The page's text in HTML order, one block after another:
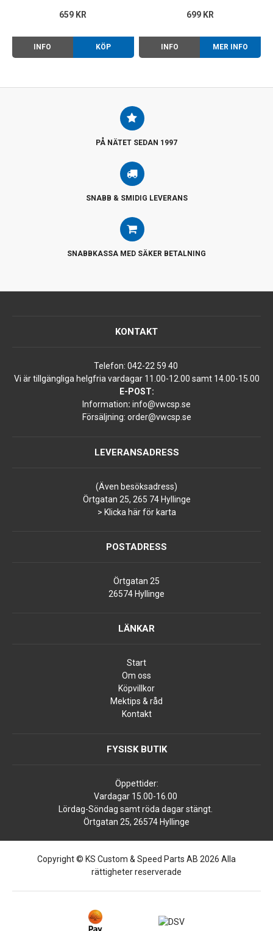
659 KR
INFO KÖP
699 KR
INFO MER INFO
PÅ NÄTET SEDAN 1997
SNABB & SMIDIG LEVERANS
SNABBKASSA MED SÄKER BETALNING
KONTAKT
Telefon: 042-22 59 40
Vi är tillgängliga helgfria vardagar 11.00-12.00 samt 14.00-15.00
E-POST:
Information: info@vwcsp.se
Försäljning: order@vwcsp.se
LEVERANSADRESS
(Även besöksadress)
Örtgatan 25, 265 74 Hyllinge
> Klicka här för karta
POSTADRESS
Örtgatan 25
26574 Hyllinge
LÄNKAR
Start
Om oss
Köpvillkor
Mektips & råd
Kontakt
FYSISK BUTIK
Öppettider:
Vardagar 15.00-16.00
Lördag-Söndag samt röda dagar stängt.
Örtgatan 25, 26574 Hyllinge
Copyright © KS Custom & Speed Parts AB 2026 Alla
rättigheter reserverade